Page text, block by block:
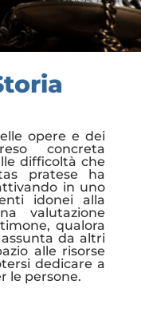
opere e dei
concreta
difficoltà che
pratese ha
in uno
idonei alla
valutazione
qualora
da altri
alle risorse
dedicare a
le persone.